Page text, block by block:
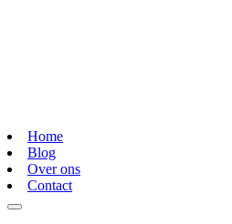
Home
Blog
Over ons
Contact